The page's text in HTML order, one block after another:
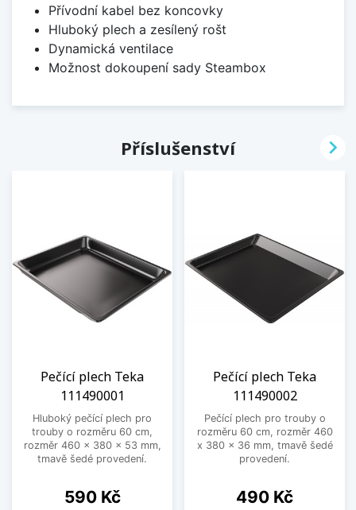
Přívodní kabel bez koncovky
Hluboký plech a zesílený rošt
Dynamická ventilace
Možnost dokoupení sady Steambox
Příslušenství
Pečící plech Teka
111490001
Hluboký pečící plech pro
trouby o rozměru 60 cm,
rozměr 460 x 380 x 53 mm,
tmavě šedé provedení.
Cena
590 Kč
Pečící plech Teka
111490002
Pečící plech pro trouby o
rozměru 60 cm, rozměr 460
x 380 x 36 mm, tmavě šedé
provedení.
Cena
490 Kč
